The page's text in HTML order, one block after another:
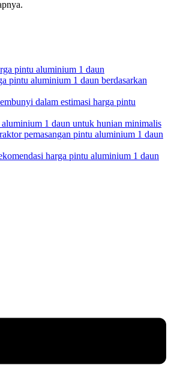
pintu aluminium 1 daun
pintu aluminium 1 daun berdasarkan
dalam estimasi harga pintu
1 daun untuk hunian minimalis
pemasangan pintu aluminium 1 daun
harga pintu aluminium 1 daun